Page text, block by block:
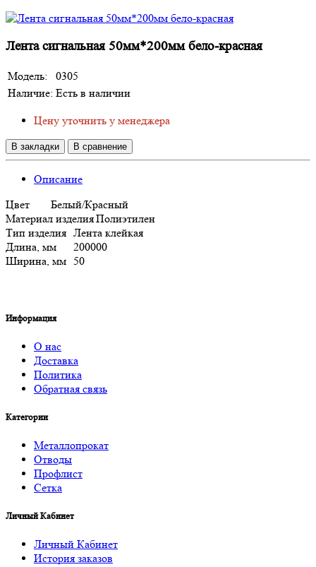
Лента сигнальная 50мм*200мм бело-красная
Модель:
0305
Наличие: Есть в наличии
Цену уточнить у менеджера
В закладки В сравнение
Описание
Цвет
Белый/Красный
Материал изделияПолиэтилен
Тип изделия Лента клейкая
Длина, мм
200000
Ширина, мм 50
Информация
О нас
Доставка
Политика
Обратная связь
Категории
Металлопрокат
Отводы
Профлист
Сетка
Личный Кабинет
Личный Кабинет
История заказов